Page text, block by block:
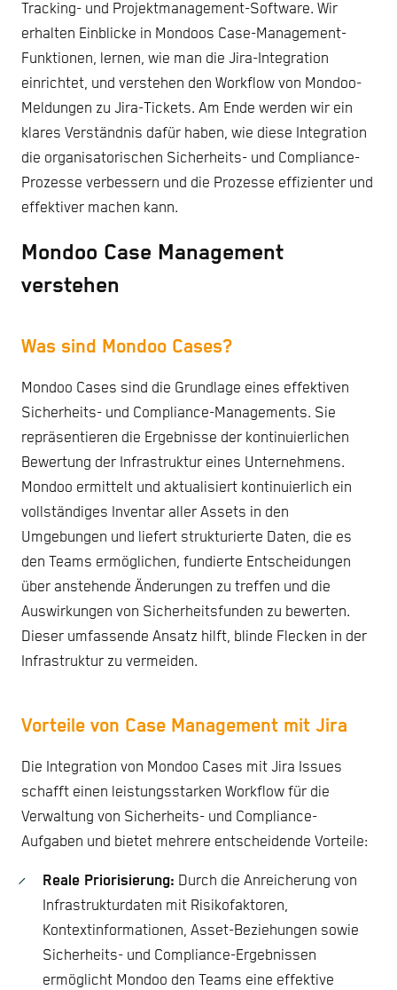
Tracking- und Projektmanagement-Software. Wir
erhalten Einblicke in Mondoos Case-Management-
Funktionen, lernen, wie man die Jira-Integration
einrichtet, und verstehen den Workflow von Mondoo-
Meldungen zu Jira-Tickets. Am Ende werden wir ein
klares Verständnis dafür haben, wie diese Integration
die organisatorischen Sicherheits- und Compliance-
Prozesse verbessern und die Prozesse effizienter und
effektiver machen kann.
Mondoo Case Management
verstehen
Was sind Mondoo Cases?
Mondoo Cases sind die Grundlage eines effektiven
Sicherheits- und Compliance-Managements. Sie
repräsentieren die Ergebnisse der kontinuierlichen
Bewertung der Infrastruktur eines Unternehmens.
Mondoo ermittelt und aktualisiert kontinuierlich ein
vollständiges Inventar aller Assets in den
Umgebungen und liefert strukturierte Daten, die es
den Teams ermöglichen, fundierte Entscheidungen
über anstehende Änderungen zu treffen und die
Auswirkungen von Sicherheitsfunden zu bewerten.
Dieser umfassende Ansatz hilft, blinde Flecken in der
Infrastruktur zu vermeiden.
Vorteile von Case Management mit Jira
Die Integration von Mondoo Cases mit Jira Issues
schafft einen leistungsstarken Workflow für die
Verwaltung von Sicherheits- und Compliance-
Aufgaben und bietet mehrere entscheidende Vorteile:
Reale Priorisierung: Durch die Anreicherung von
Infrastrukturdaten mit Risikofaktoren,
Kontextinformationen, Asset-Beziehungen sowie
Sicherheits- und Compliance-Ergebnissen
ermöglicht Mondoo den Teams eine effektive